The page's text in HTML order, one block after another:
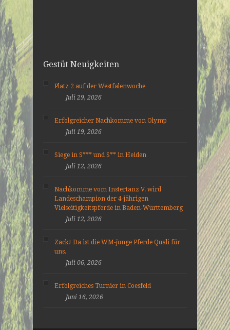
Gestüt Neuigkeiten
Platz 2 auf der Westfalenwoche
Juli 29, 2026
Erfolgreicher Nachkomme von Olymp
Juli 19, 2026
Siege in S*** und S** in Heiden
Juli 12, 2026
Nachkomme vom Instertanz V. wird
Landeschampion der 4-jährigen
Vielseitigkeitspferde in Baden-Württemberg
Juli 12, 2026
Zack! Da ist die WM-junge Pferde Quali für
uns.
Juli 06, 2026
Erfolgreiches Turnier in Coesfeld
Juni 16, 2026